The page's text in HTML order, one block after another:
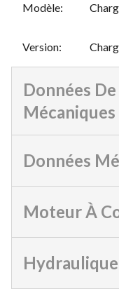
Modèle:
Version:
Données
Mécaniques
Données
Moteur À
Hydraulique